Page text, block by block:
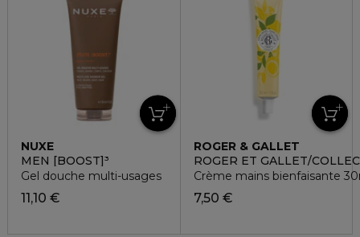
NUXE
MEN [BOOST]³
Gel douche multi-usages
11,10 €
ROGER & GALLET
ROGER ET GALLET/
Crème mains bienfaisante
7,50 €